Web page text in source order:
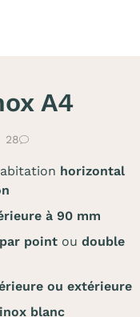
A4
28
horizontal
à 90 mm
point ou double
ou extérieure
inox blanc